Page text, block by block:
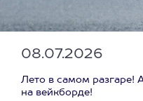
08.07.2026
Лето в самом разгаре!
на вейкборде!